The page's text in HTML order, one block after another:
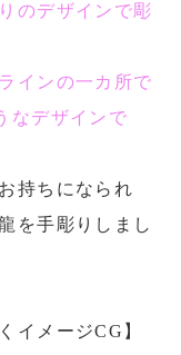
のデザインで彫
インの一カ所で
なデザインで
持ちになられ
を手彫りしまし
イメージCG】